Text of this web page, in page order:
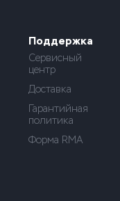
Поддержка
Сервисный
центр
Доставка
Гарантийная
политика
Форма RMA